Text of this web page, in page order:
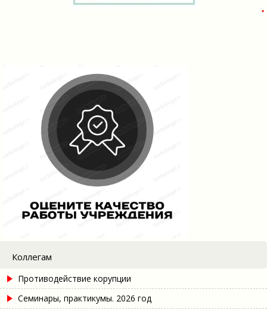
Коллегам
Противодействие корупции
Семинары, практикумы. 2026 год